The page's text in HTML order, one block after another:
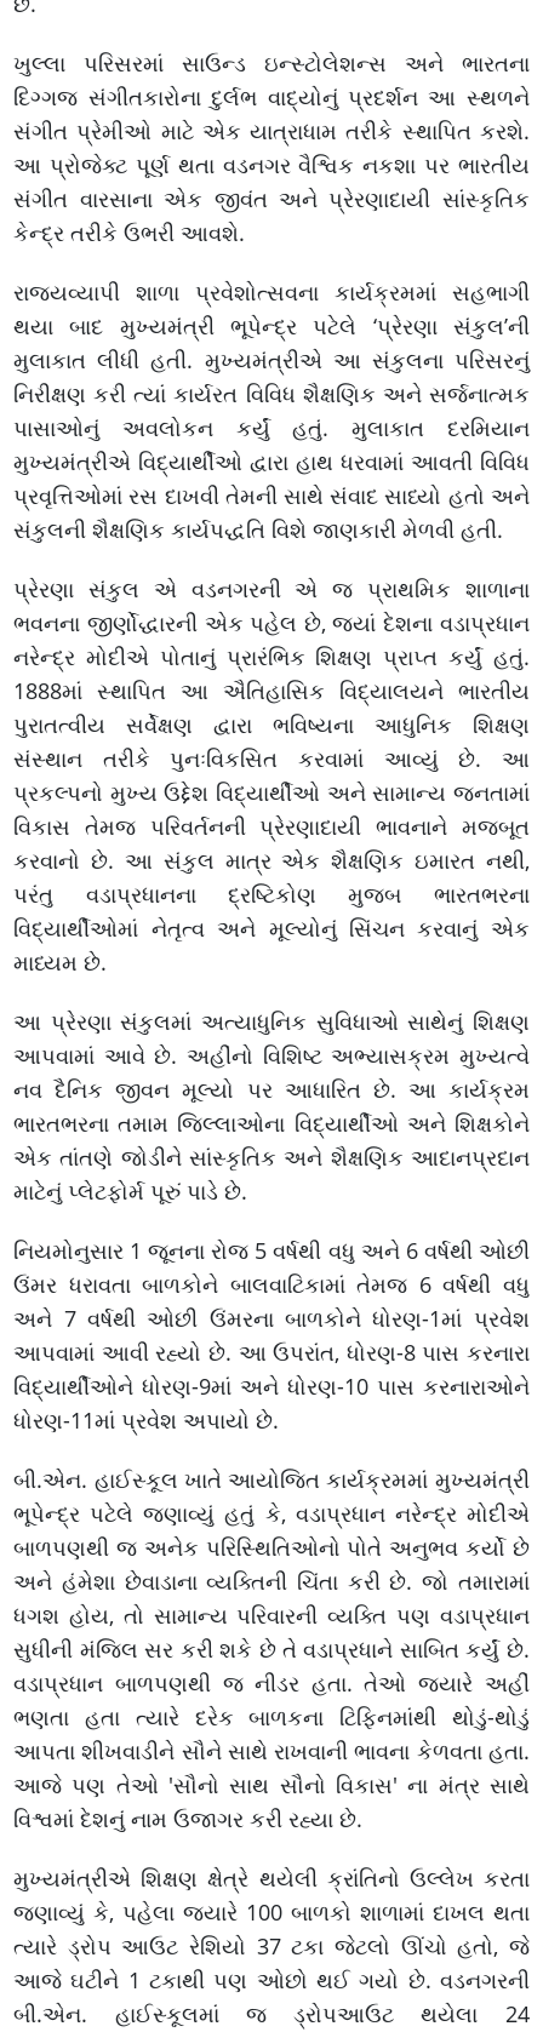
ખુલ્લા પરિસરમાં સાઉન્ડ ઇન્સ્ટોલેશન્સ અને ભારતના
દિગ્ગજ સંગીતકારોના દુર્લભ વાદ્યોનું પ્રદર્શન આ સ્થળને
સંગીત પ્રેમીઓ માટે એક યાત્રાધામ તરીકે સ્થાપિત કરશે.
આ પ્રોજેક્ટ પૂર્ણ થતા વડનગર વૈશ્વિક નકશા પર ભારતીય
સંગીત વારસાના એક જીવંત અને પ્રેરણાદાયી સાંસ્કૃતિક
કેન્દ્ર તરીકે ઉભરી આવશે.
રાજ્યવ્યાપી શાળા પ્રવેશોત્સવના કાર્યક્રમમાં સહભાગી
થયા બાદ મુખ્યમંત્રી ભૂપેન્દ્ર પટેલે ‘પ્રેરણા સંકુલ’ની
મુલાકાત લીધી હતી. મુખ્યમંત્રીએ આ સંકુલના પરિસરનું
નિરીક્ષણ કરી ત્યાં કાર્યરત વિવિધ શૈક્ષણિક અને સર્જનાત્મક
પાસાઓનું અવલોકન કર્યું હતું. મુલાકાત દરમિયાન
મુખ્યમંત્રીએ વિદ્યાર્થીઓ દ્વારા હાથ ધરવામાં આવતી વિવિધ
પ્રવૃત્તિઓમાં રસ દાખવી તેમની સાથે સંવાદ સાધ્યો હતો અને
સંકુલની શૈક્ષણિક કાર્યપદ્ધતિ વિશે જાણકારી મેળવી હતી.
પ્રેરણા સંકુલ એ વડનગરની એ જ પ્રાથમિક શાળાના
ભવનના જીર્ણોદ્ધારની એક પહેલ છે, જ્યાં દેશના વડાપ્રધાન
નરેન્દ્ર મોદીએ પોતાનું પ્રારંભિક શિક્ષણ પ્રાપ્ત કર્યું હતું.
1888માં સ્થાપિત આ ઐતિહાસિક વિદ્યાલયને ભારતીય
પુરાતત્વીય સર્વેક્ષણ દ્વારા ભવિષ્યના આધુનિક શિક્ષણ
સંસ્થાન તરીકે પુનઃવિકસિત કરવામાં આવ્યું છે. આ
પ્રકલ્પનો મુખ્ય ઉદ્દેશ વિદ્યાર્થીઓ અને સામાન્ય જનતામાં
વિકાસ તેમજ પરિવર્તનની પ્રેરણાદાયી ભાવનાને મજબૂત
કરવાનો છે. આ સંકુલ માત્ર એક શૈક્ષણિક ઇમારત નથી,
પરંતુ વડાપ્રધાનના દ્રષ્ટિકોણ મુજબ ભારતભરના
વિદ્યાર્થીઓમાં નેતૃત્વ અને મૂલ્યોનું સિંચન કરવાનું એક
માધ્યમ છે.
આ પ્રેરણા સંકુલમાં અત્યાધુનિક સુવિધાઓ સાથેનું શિક્ષણ
આપવામાં આવે છે. અહીંનો વિશિષ્ટ અભ્યાસક્રમ મુખ્યત્વે
નવ દૈનિક જીવન મૂલ્યો પર આધારિત છે. આ કાર્યક્રમ
ભારતભરના તમામ જિલ્લાઓના વિદ્યાર્થીઓ અને શિક્ષકોને
એક તાંતણે જોડીને સાંસ્કૃતિક અને શૈક્ષણિક આદાનપ્રદાન
માટેનું પ્લેટફોર્મ પૂરું પાડે છે.
નિયમોનુસાર 1 જૂનના રોજ 5 વર્ષથી વધુ અને 6 વર્ષથી ઓછી
ઉંમર ધરાવતા બાળકોને બાલવાટિકામાં તેમજ 6 વર્ષથી વધુ
અને 7 વર્ષથી ઓછી ઉંમરના બાળકોને ધોરણ-1માં પ્રવેશ
આપવામાં આવી રહ્યો છે. આ ઉપરાંત, ધોરણ-8 પાસ કરનારા
વિદ્યાર્થીઓને ધોરણ-9માં અને ધોરણ-10 પાસ કરનારાઓને
ધોરણ-11માં પ્રવેશ અપાયો છે.
બી.એન. હાઈસ્કૂલ ખાતે આયોજિત કાર્યક્રમમાં મુખ્યમંત્રી
ભૂપેન્દ્ર પટેલે જણાવ્યું હતું કે, વડાપ્રધાન નરેન્દ્ર મોદીએ
બાળપણથી જ અનેક પરિસ્થિતિઓનો પોતે અનુભવ કર્યો છે
અને હંમેશા છેવાડાના વ્યક્તિની ચિંતા કરી છે. જો તમારામાં
ધગશ હોય, તો સામાન્ય પરિવારની વ્યક્તિ પણ વડાપ્રધાન
સુધીની મંજિલ સર કરી શકે છે તે વડાપ્રધાને સાબિત કર્યું છે.
વડાપ્રધાન બાળપણથી જ નીડર હતા. તેઓ જ્યારે અહીં
ભણતા હતા ત્યારે દરેક બાળકના ટિફિનમાંથી થોડું-થોડું
આપતા શીખવાડીને સૌને સાથે રાખવાની ભાવના કેળવતા હતા.
આજે પણ તેઓ 'સૌનો સાથ સૌનો વિકાસ' ના મંત્ર સાથે
વિશ્વમાં દેશનું નામ ઉજાગર કરી રહ્યા છે.
મુખ્યમંત્રીએ શિક્ષણ ક્ષેત્રે થયેલી ક્રાંતિનો ઉલ્લેખ કરતા
જણાવ્યું કે, પહેલા જ્યારે 100 બાળકો શાળામાં દાખલ થતા
ત્યારે ડ્રોપ આઉટ રેશિયો 37 ટકા જેટલો ઊંચો હતો, જે
આજે ઘટીને 1 ટકાથી પણ ઓછો થઈ ગયો છે. વડનગરની
બી.એન. હાઈસ્કૂલમાં જ ડ્રોપઆઉટ થયેલા 24